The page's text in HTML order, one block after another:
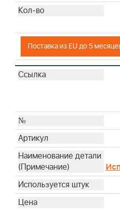
Поставка из EU до 5